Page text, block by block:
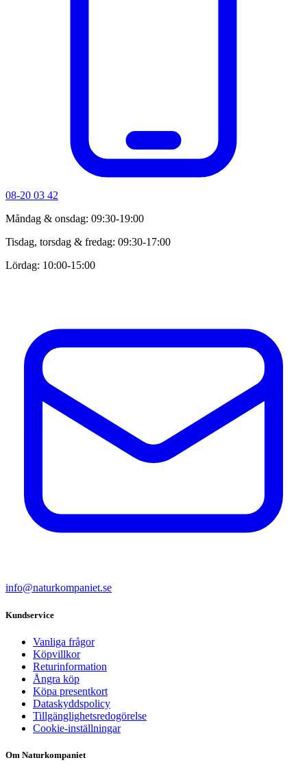
08-20 03 42
Måndag & onsdag: 09:30-19:00
Tisdag, torsdag & fredag: 09:30-17:00
Lördag: 10:00-15:00
info@naturkompaniet.se
Kundservice
Vanliga frågor
Köpvillkor
Returinformation
Ångra köp
Köpa presentkort
Dataskyddspolicy
Tillgänglighetsredogörelse
Cookie-inställningar
Om Naturkompaniet